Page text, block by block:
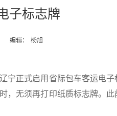
子标志牌
编辑： 杨旭
正式启用省际包车客运电子
，无须再打印纸质标志牌。此